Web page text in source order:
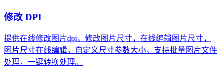
修改 DPI
提供在线修改图片dpi，修改图片尺寸，在线编辑图片尺寸，
图片尺寸在线编辑，自定义尺寸参数大小，支持批量图片文件
处理，一键转换处理。